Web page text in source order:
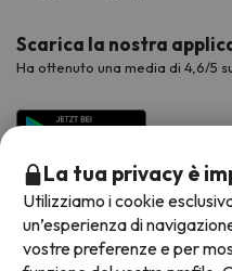
Scarica la nostra
Ha ottenuto una media di 4,6/5
La tua privacy è
Utilizziamo i cookie
un’esperienza di
vostre preferenze e per